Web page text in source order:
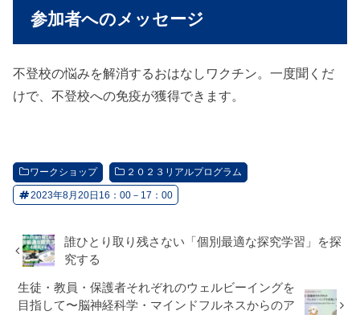
参加者へのメッセージ
不登校の悩みを解消するおはなしワクチン。一度聞くだ
けで、不登校への免疫が獲得できます。
ワークショップ ２０２３リアルプログラム
2023年8月20日16：00－17：00
誰ひとり取り残さない「個別最適な探究学習」を探
究する
生徒・教員・保護者それぞれのウェルビーイングを
目指して〜脳神経科学・マインドフルネスからのア